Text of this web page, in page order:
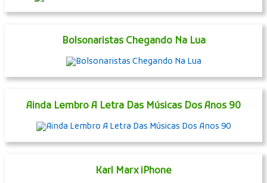
Bolsonaristas Chegando Na Lua
Ainda Lembro A Letra Das Músicas Dos Anos 90
Karl Marx iPhone